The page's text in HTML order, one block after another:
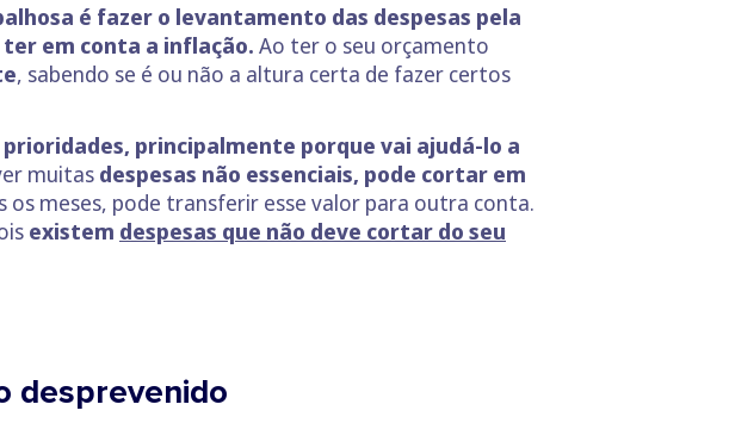
é fazer o levantamento das despesas pela
em conta a inflação. Ao ter o seu orçamento
, sabendo se é ou não a altura certa de fazer certos
prioridades, principalmente porque vai ajudá-lo a
muitas despesas não essenciais, pode cortar em
os meses, pode transferir esse valor para outra conta.
existem despesas que não deve cortar do seu
desprevenido